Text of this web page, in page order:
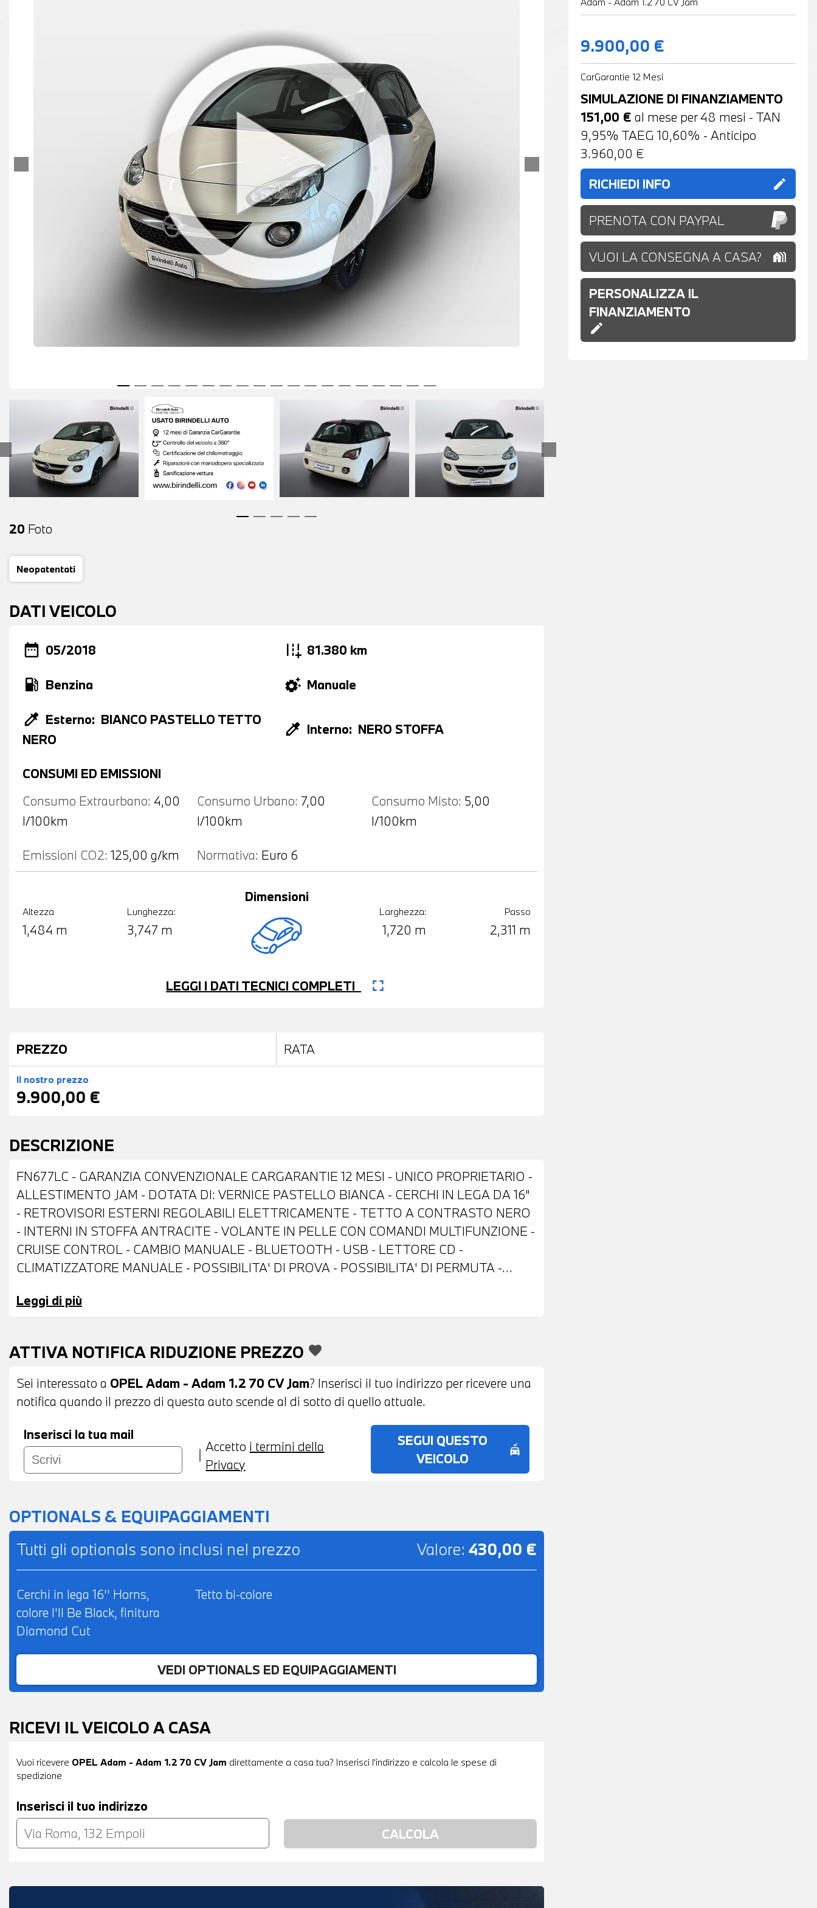
20 Foto
Neopatentati
DATI VEICOLO
date_range 05/2018 add_road 81.380 km
local_gas_station Benzina settings_suggest Manuale
colorize Esterno: BIANCO PASTELLO TETTO
NERO
colorize Interno: NERO STOFFA
CONSUMI ED EMISSIONI
Consumo Extraurbano: 4,00
l/100km
Consumo Urbano: 7,00
l/100km
Consumo Misto: 5,00
l/100km
Emissioni CO2: 125,00 g/km Normativa: Euro 6
Altezza
1,484 m
Lunghezza:
3,747 m
Dimensioni
Larghezza:
1,720 m
Passo
2,311 m
LEGGI I DATI TECNICI COMPLETI fullscreen
PREZZO RATA
Il nostro prezzo
9.900,00 €
DESCRIZIONE
FN677LC - GARANZIA CONVENZIONALE CARGARANTIE 12 MESI - UNICO PROPRIETARIO -
ALLESTIMENTO JAM - DOTATA DI: VERNICE PASTELLO BIANCA - CERCHI IN LEGA DA 16"
- RETROVISORI ESTERNI REGOLABILI ELETTRICAMENTE - TETTO A CONTRASTO NERO
- INTERNI IN STOFFA ANTRACITE - VOLANTE IN PELLE CON COMANDI MULTIFUNZIONE -
CRUISE CONTROL - CAMBIO MANUALE - BLUETOOTH - USB - LETTORE CD -
CLIMATIZZATORE MANUALE - POSSIBILITA' DI PROVA - POSSIBILITA' DI PERMUTA -
Leggi di più
ATTIVA NOTIFICA RIDUZIONE PREZZO favorite
Sei interessato a OPEL Adam - Adam 1.2 70 CV Jam? Inserisci il tuo indirizzo per ricevere una
notifica quando il prezzo di questa auto scende al di sotto di quello attuale.
Inserisci la tua mail
Accetto i termini della
Privacy
SEGUI QUESTO
VEICOLO
no_crash
OPTIONALS & EQUIPAGGIAMENTI
Tutti gli optionals sono inclusi nel prezzo
Valore:430,00 €
Cerchi in lega 16'' Horns,
colore I'll Be Black, finitura
Diamond Cut
Tetto bi-colore
VEDI OPTIONALS ED EQUIPAGGIAMENTI
RICEVI IL VEICOLO A CASA
Vuoi ricevere OPEL Adam - Adam 1.2 70 CV Jam direttamente a casa tua? Inserisci l'indirizzo e calcola le spese di
spedizione
Inserisci il tuo indirizzo
9.900,00 €
CarGarantie 12 Mesi
SIMULAZIONE DI FINANZIAMENTO
151,00 € al mese per48 mesi - TAN
9,95% TAEG 10,60% - Anticipo
3.960,00 €
RICHIEDI INFO
edit
PRENOTA CON PAYPAL
VUOI LA CONSEGNA A CASA? holiday_village
PERSONALIZZA IL
FINANZIAMENTO
edit